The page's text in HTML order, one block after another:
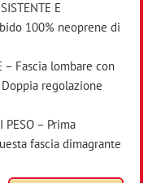
E
100% neoprene di
– Fascia lombare con
regolazione
PESO – Prima
fascia dimagrante